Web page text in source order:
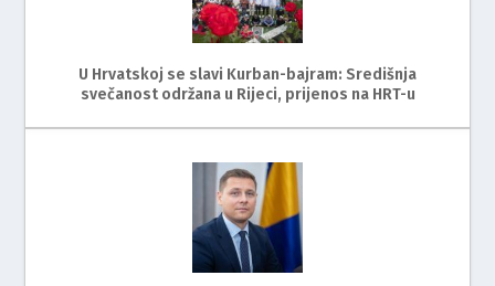
U Hrvatskoj se slavi Kurban-bajram: Središnja
svečanost održana u Rijeci, prijenos na HRT-u